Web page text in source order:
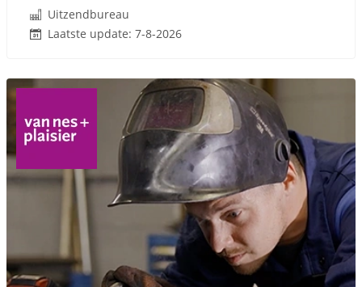
Uitzendbureau
Laatste update: 7-8-2026